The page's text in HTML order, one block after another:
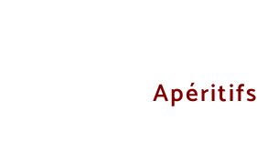
Apéritifs